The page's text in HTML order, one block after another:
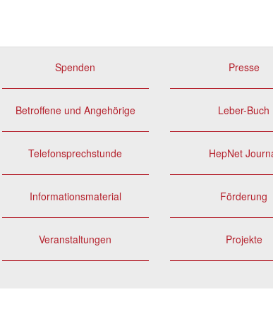
Spenden
Betroffene und Angehörige
Telefonsprechstunde
Informationsmaterial
Veranstaltungen
Presse
Leber-Buch
HepNet
Förderung
Projekte